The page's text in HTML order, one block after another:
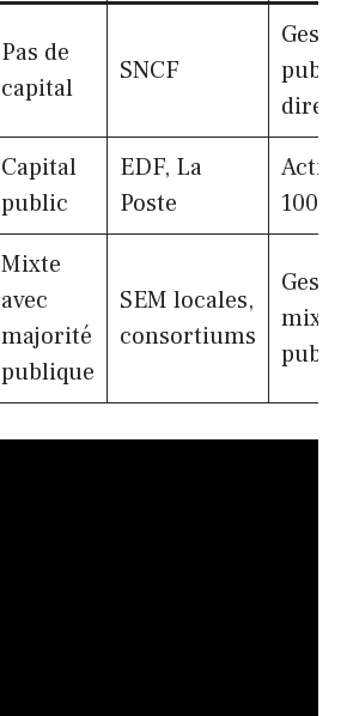
Pas de
capital
SNCF
Capital
public
EDF, La
Poste
Mixte
avec
majorité
publique
SEM locales,
consortiums
mixte